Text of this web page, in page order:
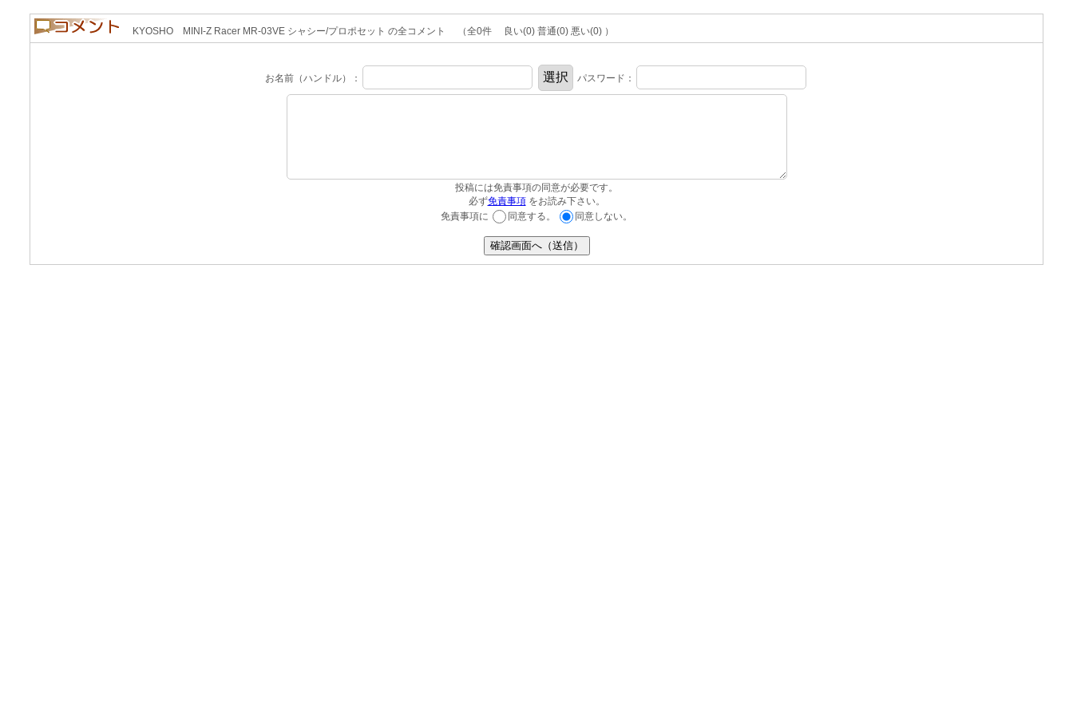
KYOSHO MINI-Z Racer MR-03VE シャシー/プロポセット の全コメント （全0件 良い(0) 普通(0) 悪い(0) ）
お名前（ハンドル）： パスワード：
投稿には免責事項の同意が必要です。
必ず免責事項をお読み下さい。
免責事項に
同意する。 同意しない。